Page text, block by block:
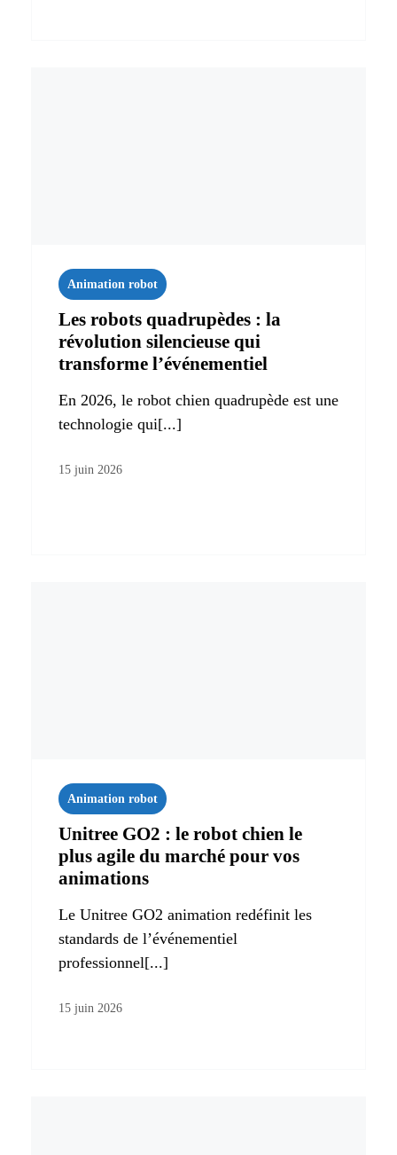
Animation robot
Les robots quadrupèdes : la
révolution silencieuse qui
transforme l’événementiel
En 2026, le robot chien quadrupède est une
technologie qui[...]
15 juin 2026
Animation robot
Unitree GO2 : le robot chien le
plus agile du marché pour vos
animations
Le Unitree GO2 animation redéfinit les
standards de l’événementiel
professionnel[...]
15 juin 2026